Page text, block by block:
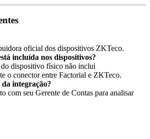
oficial dos dispositivos ZKTeco.
á incluída nos dispositivos?
do dispositivo físico não inclui
o conector entre Factorial e ZKTeco.
da integração?
com seu Gerente de Contas para analisar